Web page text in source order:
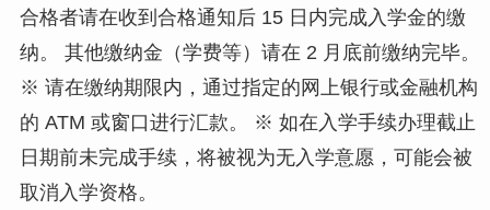
合格者请在收到合格通知后 15 日内完成入学金的缴
纳。 其他缴纳金（学费等）请在 2 月底前缴纳完毕。
※ 请在缴纳期限内，通过指定的网上银行或金融机构
的 ATM 或窗口进行汇款。 ※ 如在入学手续办理截止
日期前未完成手续，将被视为无入学意愿，可能会被
取消入学资格。